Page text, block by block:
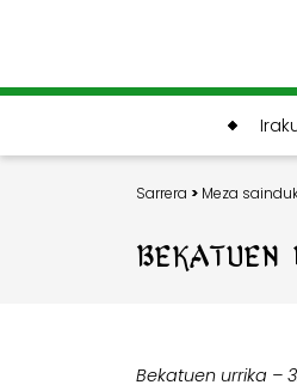
Sarrera > Meza
BEKATUEN
Bekatuen urrika –